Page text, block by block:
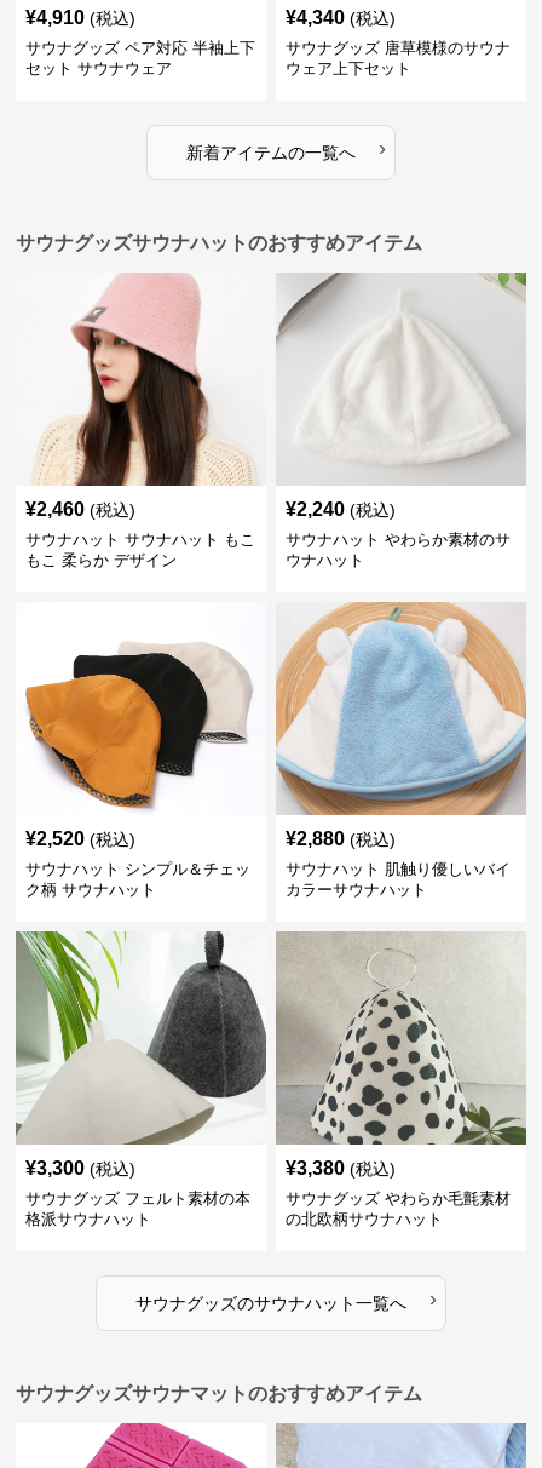
¥4,910 (税込)
サウナグッズ ペア対応 半袖上下
セット サウナウェア
¥4,340 (税込)
サウナグッズ 唐草模様のサウナ
ウェア上下セット
新着アイテムの一覧へ ›
サウナグッズサウナハットのおすすめアイテム
¥2,460 (税込)
サウナハット サウナハット もこ
もこ 柔らか デザイン
¥2,240 (税込)
サウナハット やわらか素材のサ
ウナハット
¥2,520 (税込)
サウナハット シンプル＆チェッ
ク柄 サウナハット
¥2,880 (税込)
サウナハット 肌触り優しいバイ
カラーサウナハット
¥3,300 (税込)
サウナグッズ フェルト素材の本
格派サウナハット
¥3,380 (税込)
サウナグッズ やわらか毛氈素材
の北欧柄サウナハット
サウナグッズのサウナハット一覧へ ›
サウナグッズサウナマットのおすすめアイテム